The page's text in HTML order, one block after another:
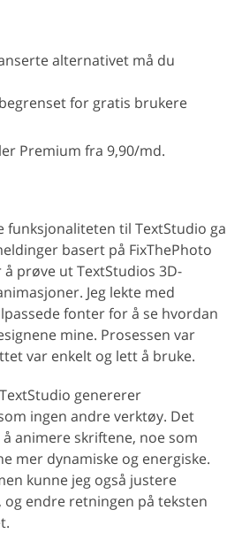
alternativet må du
for gratis brukere
Premium fra 9,90/md.
funksjonaliteten til TextStudio ga
basert på FixThePhoto
prøve ut TextStudios 3D-
Jeg lekte med
fonter for å se hvordan
mine. Prosessen var
var enkelt og lett å bruke.
genererer
ingen andre verktøy. Det
animere skriftene, noe som
mer dynamiske og energiske.
kunne jeg også justere
og endre retningen på teksten